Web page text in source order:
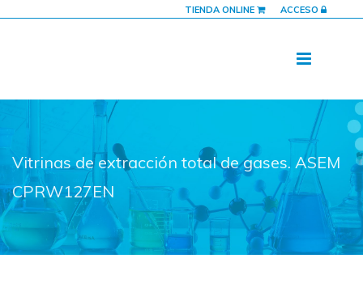
TIENDA ONLINE ACCESO
Vitrinas de extracción total de gases. ASEM
CPRW127EN